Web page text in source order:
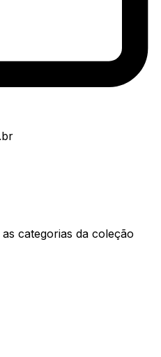
categorias da coleção